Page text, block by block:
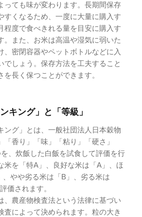
っても味が変わります。長期間保存
すくなるため、一度に大量に購入す
程度で食べきれる量を目安に購入す
。また、お米は高温や湿気に弱いた
、密閉容器やペットボトルなどに入
でしょう。保存方法を工夫すること
を長く保つことができます。
キング」と「等級」
ング」とは、一般社団法人日本穀物
「香り」「味」「粘り」「硬さ」
を、炊飯した白飯を試食して評価を行
米を「特A」、良好な米は「A」、ほ
、やや劣る米は「B」、劣る米は
価されます。
、農産物検査法という法律に基づい
査によって決められます。粒の大き